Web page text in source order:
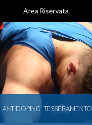
Area Riservata
ANTIDOPING TESSERAMENTO